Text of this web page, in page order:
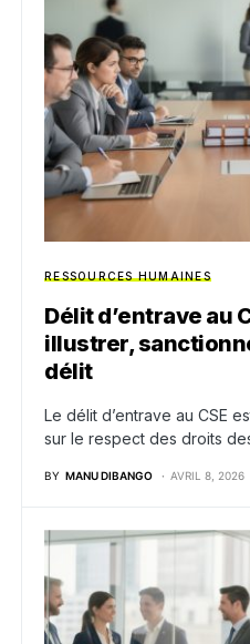
RESSOURCES HUMAINES
Délit d’entrave au
illustrer,
délit
Le délit d’entrave au CSE
sur le respect des droits
BY MANU DIBANGO AVRIL 8, 2026